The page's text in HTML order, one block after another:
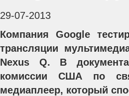
29-07-2013
Компания Google
трансляции
Nexus Q. В
комиссии США по
медиаплеер, который